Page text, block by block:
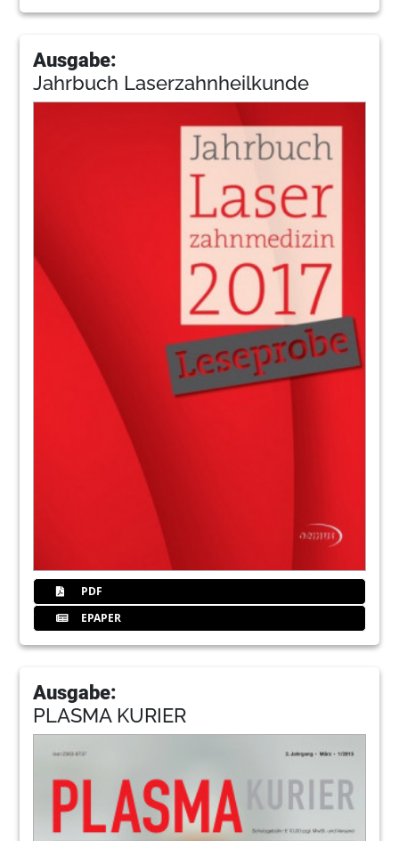
Ausgabe:
Jahrbuch Laserzahnheilkunde
PDF
EPAPER
Ausgabe:
PLASMA KURIER